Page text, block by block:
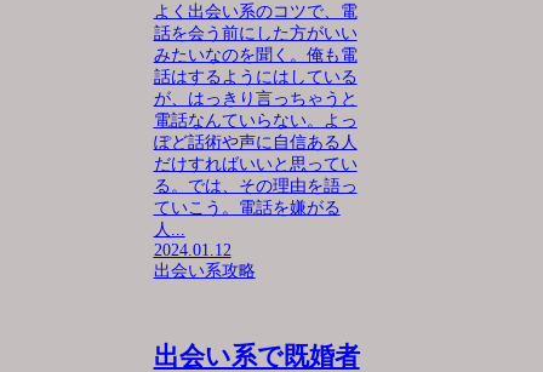
よく出会い系のコツで、電
話を会う前にした方がいい
みたいなのを聞く。俺も電
話はするようにはしている
が、はっきり言っちゃうと
電話なんていらない。よっ
ぽど話術や声に自信ある人
だけすればいいと思ってい
る。では、その理由を語っ
ていこう。電話を嫌がる
人...
2024.01.12
出会い系攻略
出会い系で既婚者